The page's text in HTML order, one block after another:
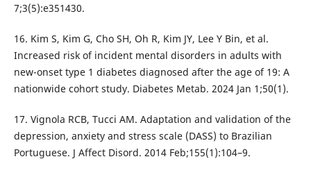
7;3(5):e351430.
16. Kim S, Kim G, Cho SH, Oh R, Kim JY, Lee Y Bin, et al.
Increased risk of incident mental disorders in adults with
new-onset type 1 diabetes diagnosed after the age of 19: A
nationwide cohort study. Diabetes Metab. 2024 Jan 1;50(1).
17. Vignola RCB, Tucci AM. Adaptation and validation of the
depression, anxiety and stress scale (DASS) to Brazilian
Portuguese. J Affect Disord. 2014 Feb;155(1):104–9.